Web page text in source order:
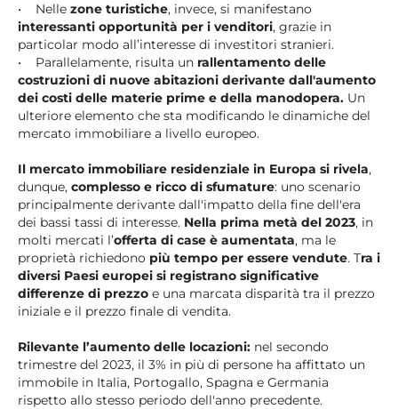
• Nelle zone turistiche, invece, si manifestano
interessanti opportunità per i venditori, grazie in
particolar modo all’interesse di investitori stranieri.
• Parallelamente, risulta un rallentamento delle
costruzioni di nuove abitazioni derivante dall'aumento
dei costi delle materie prime e della manodopera. Un
ulteriore elemento che sta modificando le dinamiche del
mercato immobiliare a livello europeo.
Il mercato immobiliare residenziale in Europa si rivela,
dunque, complesso e ricco di sfumature: uno scenario
principalmente derivante dall'impatto della fine dell'era
dei bassi tassi di interesse. Nella prima metà del 2023, in
molti mercati l’offerta di case è aumentata, ma le
proprietà richiedono più tempo per essere vendute. Tra i
diversi Paesi europei si registrano significative
differenze di prezzo e una marcata disparità tra il prezzo
iniziale e il prezzo finale di vendita.
Rilevante l’aumento delle locazioni: nel secondo
trimestre del 2023, il 3% in più di persone ha affittato un
immobile in Italia, Portogallo, Spagna e Germania
rispetto allo stesso periodo dell'anno precedente.